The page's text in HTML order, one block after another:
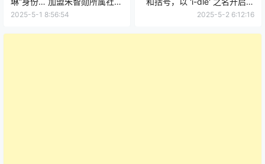
开启新篇章
2025-5-1 8:56:54
篇章！
2025-5-2 6:12:16